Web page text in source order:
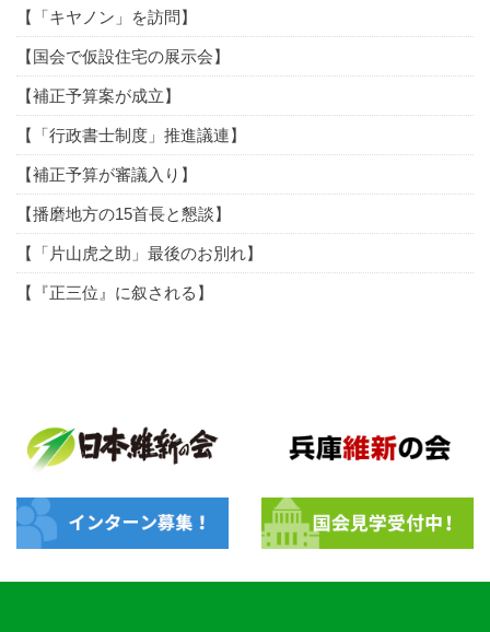
【「キヤノン」を訪問】
【国会で仮設住宅の展示会】
【補正予算案が成立】
【「行政書士制度」推進議連】
【補正予算が審議入り】
【播磨地方の15首長と懇談】
【「片山虎之助」最後のお別れ】
【『正三位』に叙される】